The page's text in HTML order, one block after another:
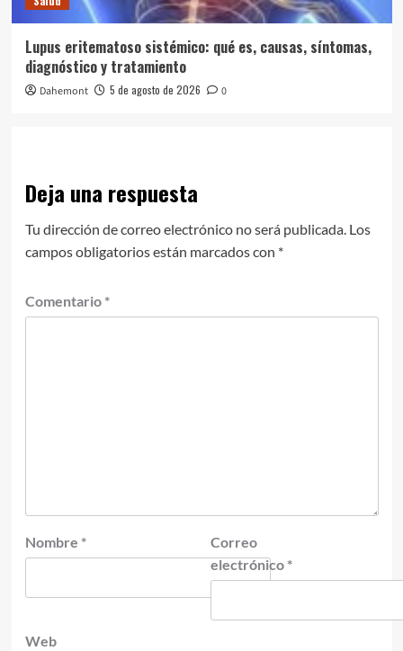
Lupus eritematoso sistémico: qué es, causas, síntomas,
diagnóstico y tratamiento
Dahemont 5 de agosto de 2026 0
Deja una respuesta
Tu dirección de correo electrónico no será publicada. Los
campos obligatorios están marcados con *
Comentario *
Nombre *
Correo
electrónico *
Web